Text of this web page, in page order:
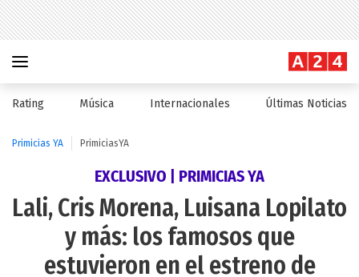
Rating Música Internacionales Últimas Noticias
Primicias YA PrimiciasYA
EXCLUSIVO | PRIMICIAS YA
Lali, Cris Morena, Luisana Lopilato
y más: los famosos que
estuvieron en el estreno de